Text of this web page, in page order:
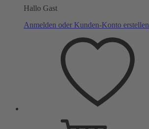
Hallo Gast
Anmelden oder Kunden-Konto erstellen